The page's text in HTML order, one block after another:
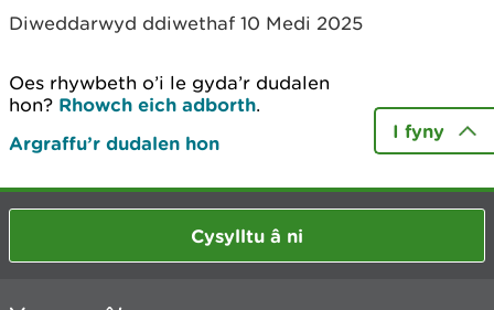
Diweddarwyd ddiwethaf 10 Medi 2025
Oes rhywbeth o’i le gyda’r dudalen
hon? Rhowch eich adborth.
Argraffu’r dudalen hon
I fyny
Cysylltu â ni